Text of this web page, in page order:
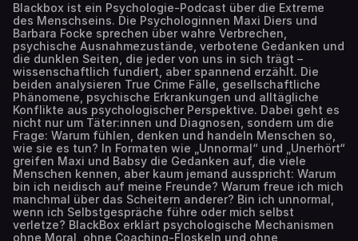
Blackbox ist ein Psychologie-Podcast über die Extreme
des Menschseins. Die Psychologinnen Maxi Diers und
Barbara Focke sprechen über wahre Verbrechen,
psychische Ausnahmezustände, verbotene Gedanken und
die dunklen Seiten, die jeder von uns in sich trägt –
wissenschaftlich fundiert, aber spannend erzählt. Die
beiden analysieren True Crime Fälle, gesellschaftliche
Phänomene, psychische Erkrankungen und alltägliche
Konflikte aus psychologischer Perspektive. Dabei geht es
nicht nur um Täter:innen und Diagnosen, sondern um die
Frage: Warum fühlen, denken und handeln Menschen so,
wie sie es tun? In Formaten wie „Unnormal“ und „Unerhört“
greifen Maxi und Babsy die Gedanken auf, die viele
Menschen kennen, aber kaum jemand ausspricht: Warum
bin ich neidisch auf meine Freunde? Warum freue ich mich
manchmal über das Scheitern anderer? Bin ich unnormal,
wenn ich Selbstgespräche führe oder mich selbst
verletze? BlackBox erklärt psychologische Mechanismen
ohne Moral, ohne Coaching-Floskeln und ohne